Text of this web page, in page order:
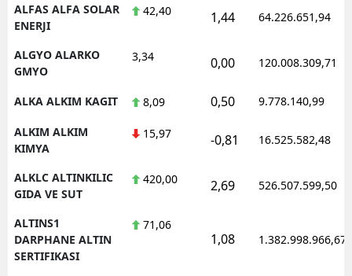
ALFAS ALFA SOLAR
ENERJI
42,40 1,44 64.226.651,94
ALGYO ALARKO
GMYO
3,34 0,00 120.008.309,71
ALKA ALKIM KAGIT 8,09 0,50 9.778.140,99
ALKIM ALKIM
KIMYA
15,97 -0,81 16.525.582,48
ALKLC ALTINKILIC
GIDA VE SUT
420,00 2,69 526.507.599,50
ALTINS1
DARPHANE ALTIN
SERTIFIKASI
71,06
1,08 1.382.998.966,67